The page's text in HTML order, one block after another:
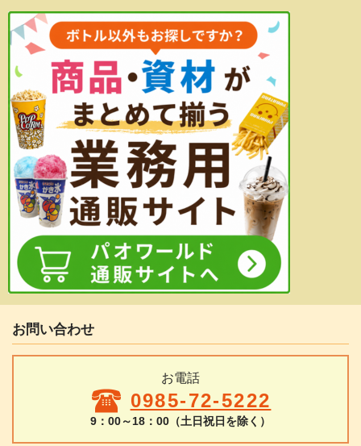
お問い合わせ
お電話
0985-72-5222
9：00～18：00（土日祝日を除く）